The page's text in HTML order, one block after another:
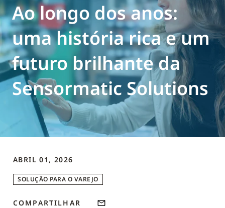
Ao longo dos anos:
uma história rica e um
futuro brilhante da
Sensormatic Solutions
ABRIL 01, 2026
SOLUÇÃO PARA O VAREJO
COMPARTILHAR